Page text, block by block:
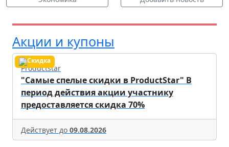
Акции и купоны
Productstar
"Самые спелые скидки в ProductStar" В
период действия акции участнику
предоставляется скидка 70%
Действует до 09.08.2026